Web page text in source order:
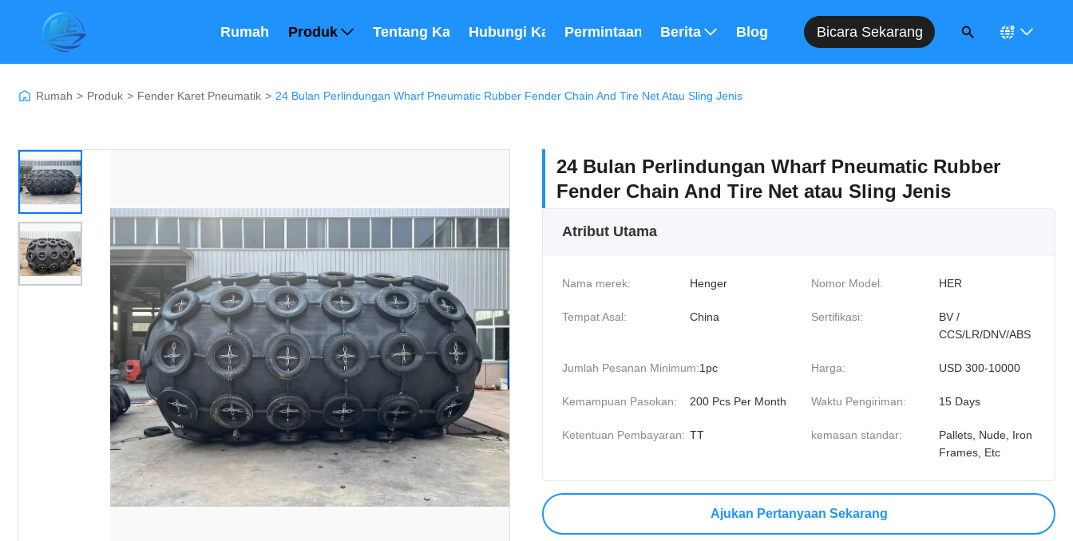
Rumah Produk Tentang Kami Hubungi KamiPermintaan Penawaran
Berita Blog Bicara Sekarang
Rumah > Produk > Fender Karet Pneumatik > 24 Bulan Perlindungan Wharf Pneumatic Rubber Fender Chain And Tire Net Atau Sling Jenis
24 Bulan Perlindungan Wharf Pneumatic Rubber
Fender Chain And Tire Net atau Sling Jenis
Atribut Utama
Nama merek: Henger Nomor Model: HER
Tempat Asal: China Sertifikasi:
BV /
CCS/LR/DNV/ABS
Jumlah Pesanan Minimum:1pc Harga: USD 300-10000
Kemampuan Pasokan: 200 Pcs Per Month Waktu Pengiriman: 15 Days
Ketentuan Pembayaran: TT kemasan standar:
Pallets, Nude, Iron
Frames, Etc
Ajukan Pertanyaan Sekarang